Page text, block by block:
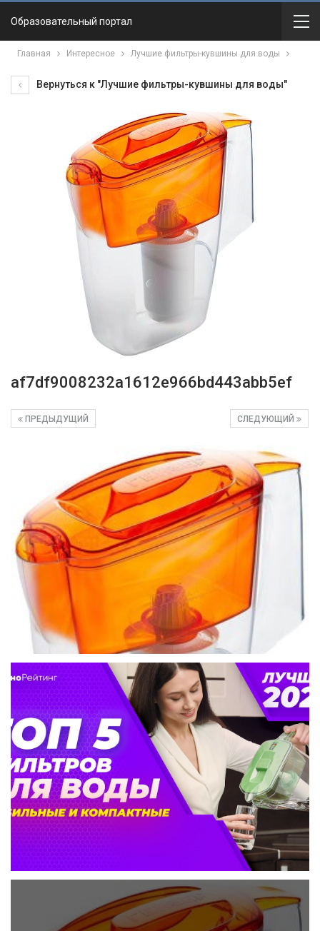
Образовательный портал
Главная Интересное Лучшие фильтры-кувшины для воды
Вернуться к "Лучшие фильтры-кувшины для воды"
af7df9008232a1612e966bd443abb5ef
СЛЕДУЮЩИЙ
ПРЕДЫДУЩИЙ